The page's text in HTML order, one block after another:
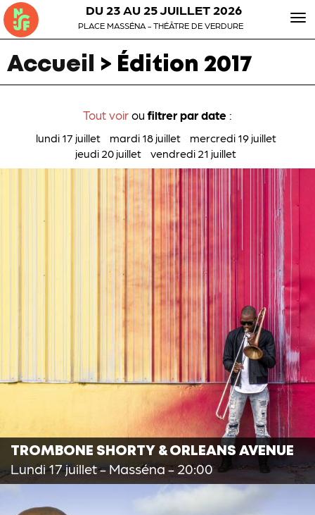
DU 23 AU 25 JUILLET 2026
PLACE MASSÉNA - THÉÂTRE DE VERDURE
Accueil > Édition 2017
Tout voir oufiltrer par date :
lundi 17 juillet mardi 18 juillet
mercredi 19 juillet
jeudi 20 juillet
vendredi 21 juillet
TROMBONE SHORTY & ORLEANS AVENUE
Lundi 17 juillet- Masséna - 20:00